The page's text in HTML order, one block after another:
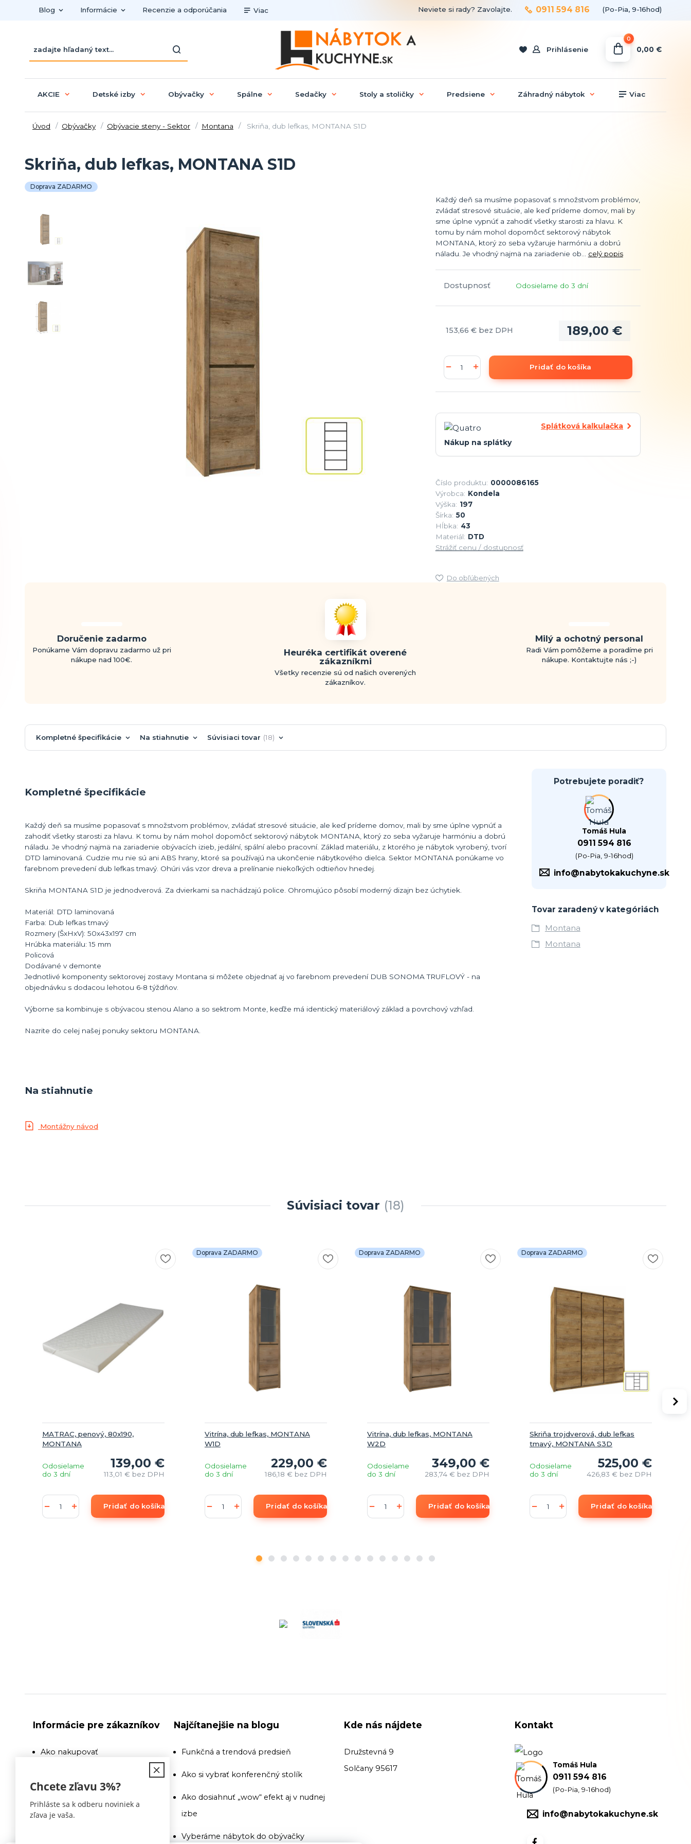
Blog Informácie Recenzie a odporúčania Viac
Prihlásenie
Neviete si rady? Zavolajte. 0911 594 816 (Po-Pia, 9-16hod)
0
0,00 €
AKCIE Detské izby Obývačky Spálne Sedačky Stoly a stoličky Predsiene Záhradný nábytok Viac
Úvod Obývačky Obývacie steny - Sektor Montana Skriňa, dub lefkas, MONTANA S1D
Skriňa, dub lefkas, MONTANA S1D
Doprava ZADARMO
Každý deň sa musíme popasovať s množstvom problémov,
zvládať stresové situácie, ale keď prídeme domov, mali by
sme úplne vypnúť a zahodiť všetky starosti za hlavu. K
tomu by nám mohol dopomôcť sektorový nábytok
MONTANA, ktorý zo seba vyžaruje harmóniu a dobrú
náladu. Je vhodný najmä na zariadenie ob... celý popis
Dostupnosť Odosielame do 3 dní
189,00 €
153,66 € bez DPH
Pridať do košíka
Splátková kalkulačka
Nákup na splátky
Číslo produktu: 0000086165
Výrobca: Kondela
Výška: 197
Šírka: 50
Hĺbka: 43
Materiál: DTD
Strážiť cenu / dostupnosť
Do obľúbených
Doručenie zadarmo
Ponúkame Vám dopravu zadarmo už pri
nákupe nad 100€.
Heuréka certifikát overené
zákazníkmi
Všetky recenzie sú od našich overených
zákazníkov.
Milý a ochotný personal
Radi Vám pomôžeme a poradíme pri
nákupe. Kontaktujte nás ;-)
Kompletné špecifikácie Na stiahnutie Súvisiaci tovar 18
Kompletné špecifikácie
Každý deň sa musíme popasovať s množstvom problémov, zvládať stresové situácie, ale keď prídeme domov, mali by sme úplne vypnúť a
zahodiť všetky starosti za hlavu. K tomu by nám mohol dopomôcť sektorový nábytok MONTANA, ktorý zo seba vyžaruje harmóniu a dobrú
náladu. Je vhodný najmä na zariadenie obývacích izieb, jedální, spální alebo pracovní. Základ materiálu, z ktorého je nábytok vyrobený, tvorí
DTD laminovaná. Cudzie mu nie sú ani ABS hrany, ktoré sa používajú na ukončenie nábytkového dielca. Sektor MONTANA ponúkame vo
farebnom prevedení dub lefkas tmavý. Ohúri vás vzor dreva a prelínanie niekoľkých odtieňov hnedej.
Skriňa MONTANA S1D je jednodverová. Za dvierkami sa nachádzajú police. Ohromujúco pôsobí moderný dizajn bez úchytiek.
Materiál: DTD laminovaná
Farba: Dub lefkas tmavý
Rozmery (ŠxHxV): 50x43x197 cm
Hrúbka materiálu: 15 mm
Policová
Dodávané v demonte
Jednotlivé komponenty sektorovej zostavy Montana si môžete objednať aj vo farebnom prevedení DUB SONOMA TRUFLOVÝ - na
objednávku s dodacou lehotou 6-8 týždňov.
Výborne sa kombinuje s obývacou stenou Alano a so sektrom Monte, keďže má identický materiálový základ a povrchový vzhľad.
Nazrite do celej našej ponuky sektoru MONTANA.
Potrebujete poradiť?
Tomáš Hula
0911 594 816
(Po-Pia, 9-16hod)
info@nabytokakuchyne.sk
Tovar zaradený v kategóriách
Montana
Montana
Na stiahnutie
Montážny návod
Súvisiaci tovar 18
MATRAC, penový, 80x190,
MONTANA
139,00 €
113,01 € bez DPH
Odosielame
do 3 dní
Pridať do košíka
Doprava ZADARMO
Vitrína, dub lefkas, MONTANA
W1D
229,00 €
186,18 € bez DPH
Odosielame
do 3 dní
Pridať do košíka
Doprava ZADARMO
Vitrína, dub lefkas, MONTANA
W2D
349,00 €
283,74 € bez DPH
Odosielame
do 3 dní
Pridať do košíka
Doprava ZADARMO
Skriňa trojdverová, dub lefkas
tmavý, MONTANA S3D
525,00 €
426,83 € bez DPH
Odosielame
do 3 dní
Pridať do košíka
Informácie pre zákazníkov
Ako nakupovať
Obchodné podmienky
Najčítanejšie na blogu
Funkčná a trendová predsieň
Ako si vybrať konferenčný stolík
Ako dosiahnuť „wow“ efekt aj v nudnej
izbe
Vyberáme nábytok do obývačky
Kde nás nájdete
Družstevná 9
Solčany 95617
Kontakt
Tomáš Hula
0911 594 816
(Po-Pia, 9-16hod)
info@nabytokakuchyne.sk
Chcete zľavu 3%?
Prihláste sa k odberu noviniek a
zľava je vaša.